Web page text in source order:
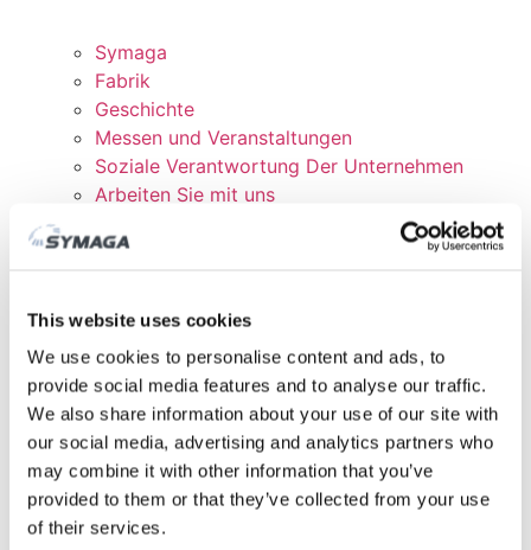
This website uses cookies
We use cookies to personalise content and ads, to
provide social media features and to analyse our traffic.
We also share information about your use of our site with
our social media, advertising and analytics partners who
may combine it with other information that you’ve
provided to them or that they’ve collected from your use
of their services.
Symaga
Fabrik
Geschichte
Messen und Veranstaltungen
Soziale Verantwortung Der Unternehmen
Arbeiten Sie mit uns
DOWNLOADEN